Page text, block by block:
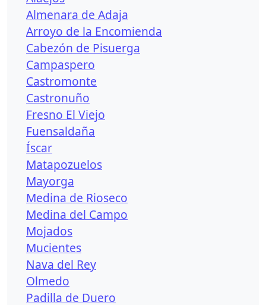
Almenara de Adaja
Arroyo de la Encomienda
Cabezón de Pisuerga
Campaspero
Castromonte
Castronuño
Fresno El Viejo
Fuensaldaña
Íscar
Matapozuelos
Mayorga
Medina de Rioseco
Medina del Campo
Mojados
Mucientes
Nava del Rey
Olmedo
Padilla de Duero